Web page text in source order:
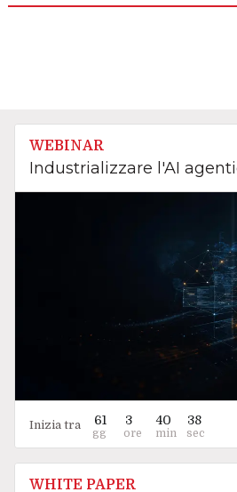
WEBINAR
Industrializzare l'AI
Inizia tra 61 3 40 37
WHITE PAPER